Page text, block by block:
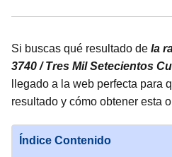
Si buscas qué resultado de la
3740 / Tres Mil Setecientos
llegado a la web perfecta para
resultado y cómo obtener esta
Índice Contenido